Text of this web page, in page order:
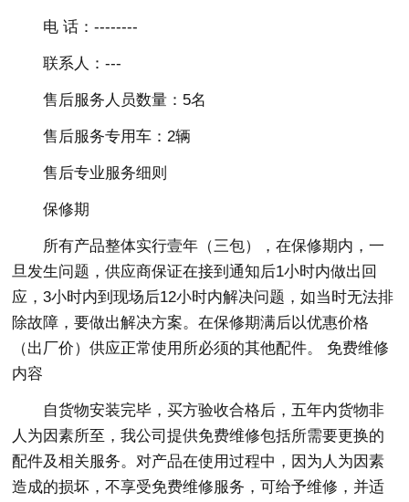
电 话：--------
联系人：---
售后服务人员数量：5名
售后服务专用车：2辆
售后专业服务细则
保修期
所有产品整体实行壹年（三包），在保修期内，一
旦发生问题，供应商保证在接到通知后1小时内做出回
应，3小时内到现场后12小时内解决问题，如当时无法排
除故障，要做出解决方案。在保修期满后以优惠价格
（出厂价）供应正常使用所必须的其他配件。 免费维修
内容
自货物安装完毕，买方验收合格后，五年内货物非
人为因素所至，我公司提供免费维修包括所需要更换的
配件及相关服务。对产品在使用过程中，因为人为因素
造成的损坏，不享受免费维修服务，可给予维修，并适